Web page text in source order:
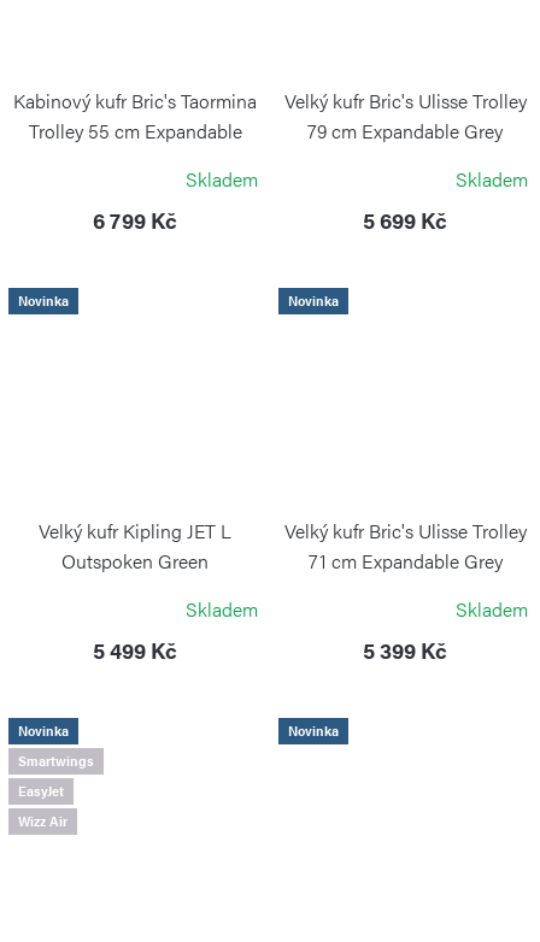
Kabinový kufr Bric's Taormina
Trolley 55 cm Expandable
Skladem
6 799 Kč
Velký kufr Bric's Ulisse Trolley
79 cm Expandable Grey
Skladem
5 699 Kč
Novinka
Velký kufr Kipling JET L
Outspoken Green
Skladem
5 499 Kč
Novinka
Velký kufr Bric's Ulisse Trolley
71 cm Expandable Grey
Skladem
5 399 Kč
Novinka
Smartwings
EasyJet
Wizz Air
Novinka